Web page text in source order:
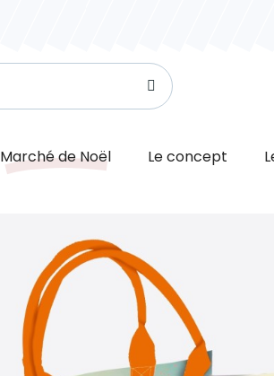
Marché de Noël Le concept